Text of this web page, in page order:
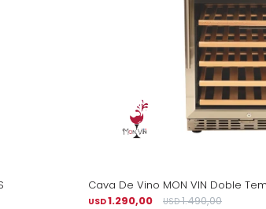
Cava De Vino MON VIN Doble
USD1.290,00 USD 1.490,00